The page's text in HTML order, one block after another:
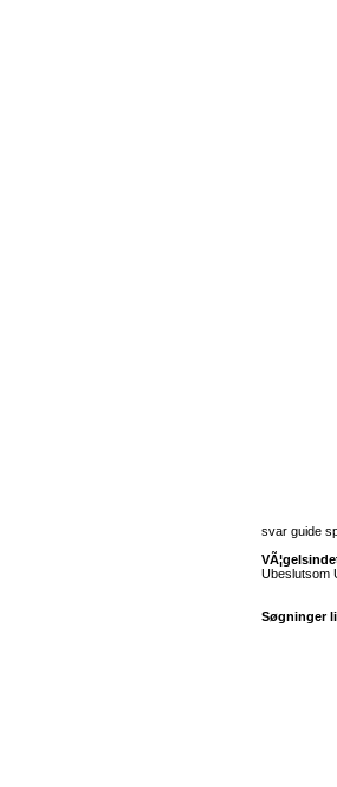
svar guide
Ubeslutsom
Søgninger